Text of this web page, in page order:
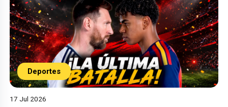
Deportes
17 Jul 2026